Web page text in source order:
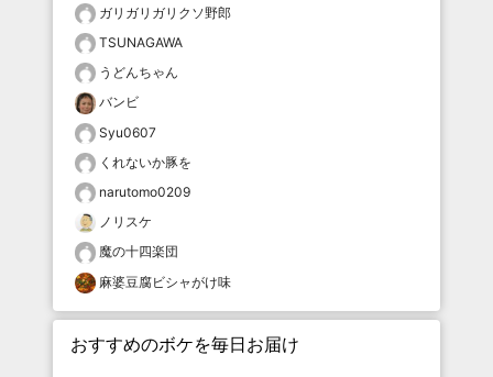
ガリガリガリクソ野郎
TSUNAGAWA
うどんちゃん
バンビ
Syu0607
くれないか豚を
narutomo0209
ノリスケ
魔の十四楽団
麻婆豆腐ビシャがけ味
おすすめのボケを毎日お届け